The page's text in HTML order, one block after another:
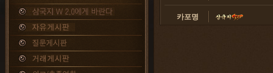
카포명